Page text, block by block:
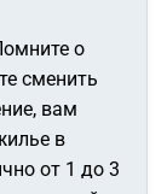
о
сменить
вам
в
от 1 до 3